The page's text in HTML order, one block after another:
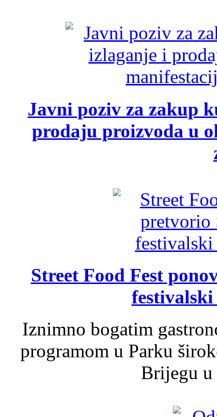
Javni poziv za zakup
prodaju proizvoda u
Street Food Fest
Iznimno bogatim
programom u Parku
Brijegu u